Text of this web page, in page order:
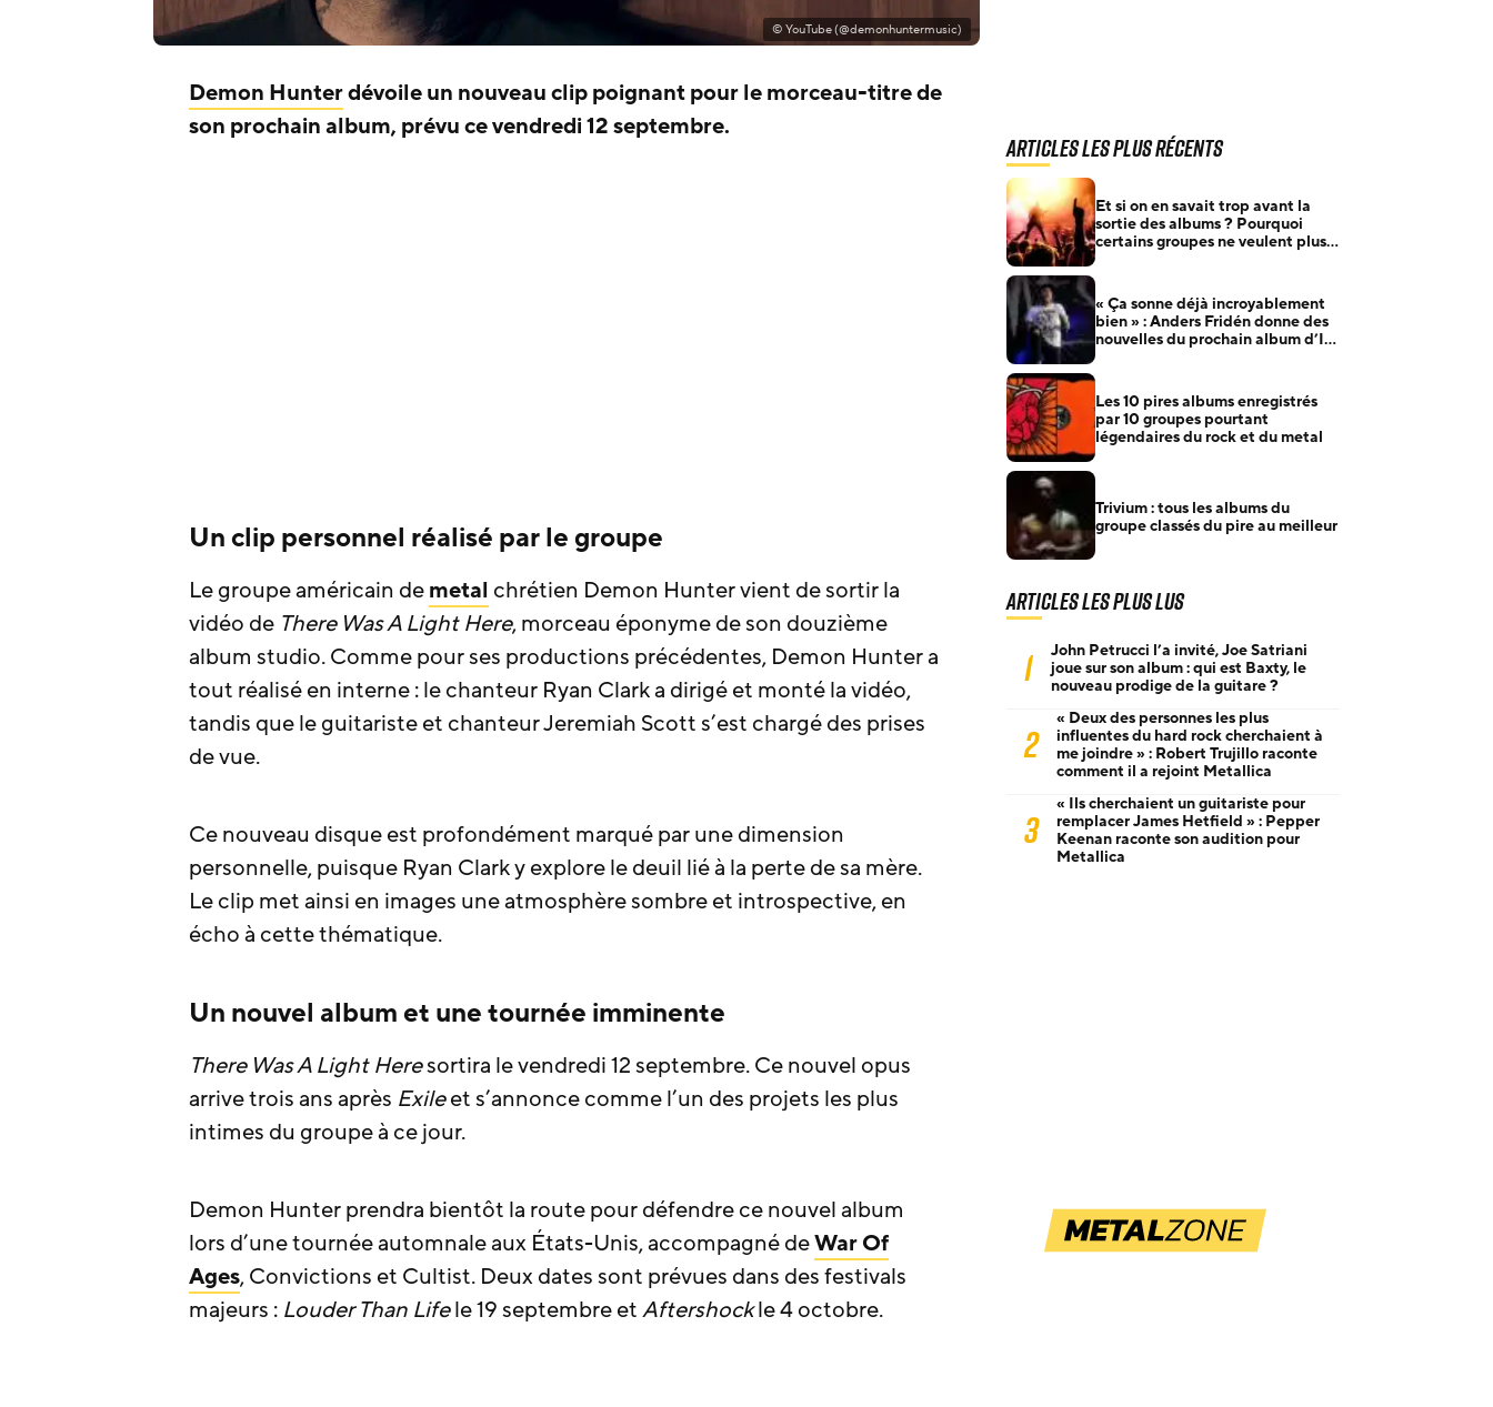
© YouTube (@demonhuntermusic)
Demon Hunterdévoile un nouveau clip poignant pour le morceau-titre de
son prochain album, prévu ce vendredi 12 septembre.
Un clip personnel réalisé par le groupe
Le groupe américain demetal chrétien Demon Hunter vient de sortir la
vidéo de There Was A Light Here, morceau éponyme de son douzième
album studio. Comme pour ses productions précédentes, Demon Hunter a
tout réalisé en interne : le chanteur Ryan Clark a dirigé et monté la vidéo,
tandis que le guitariste et chanteur Jeremiah Scott s’est chargé des prises
de vue.
Ce nouveau disque est profondément marqué par une dimension
personnelle, puisque Ryan Clark y explore le deuil lié à la perte de sa mère.
Le clip met ainsi en images une atmosphère sombre et introspective, en
écho à cette thématique.
Un nouvel album et une tournée imminente
There Was A Light Heresortira le vendredi 12 septembre. Ce nouvel opus
arrive trois ans après Exileet s’annonce comme l’un des projets les plus
intimes du groupe à ce jour.
Demon Hunter prendra bientôt la route pour défendre ce nouvel album
lors d’une tournée automnale aux États-Unis, accompagné deWar Of
Ages, Convictions et Cultist. Deux dates sont prévues dans des festivals
majeurs : Louder Than Lifele 19 septembre etAftershockle 4 octobre.
Articles les plus récents
Et si on en savait trop avant la
sortie des albums ? Pourquoi
certains groupes ne veulent plus
« Ça sonne déjà incroyablement
bien » : Anders Fridén donne des
nouvelles du prochain album d’In
Les 10 pires albums enregistrés
par 10 groupes pourtant
légendaires du rock et du metal
Trivium : tous les albums du
groupe classés du pire au meilleur
Articles les plus lus
1
John Petrucci l’a invité, Joe Satriani
joue sur son album : qui est Baxty, le
nouveau prodige de la guitare ?
2
« Deux des personnes les plus
influentes du hard rock cherchaient à
me joindre » : Robert Trujillo raconte
comment il a rejoint Metallica
3
« Ils cherchaient un guitariste pour
remplacer James Hetfield » : Pepper
Keenan raconte son audition pour
Metallica